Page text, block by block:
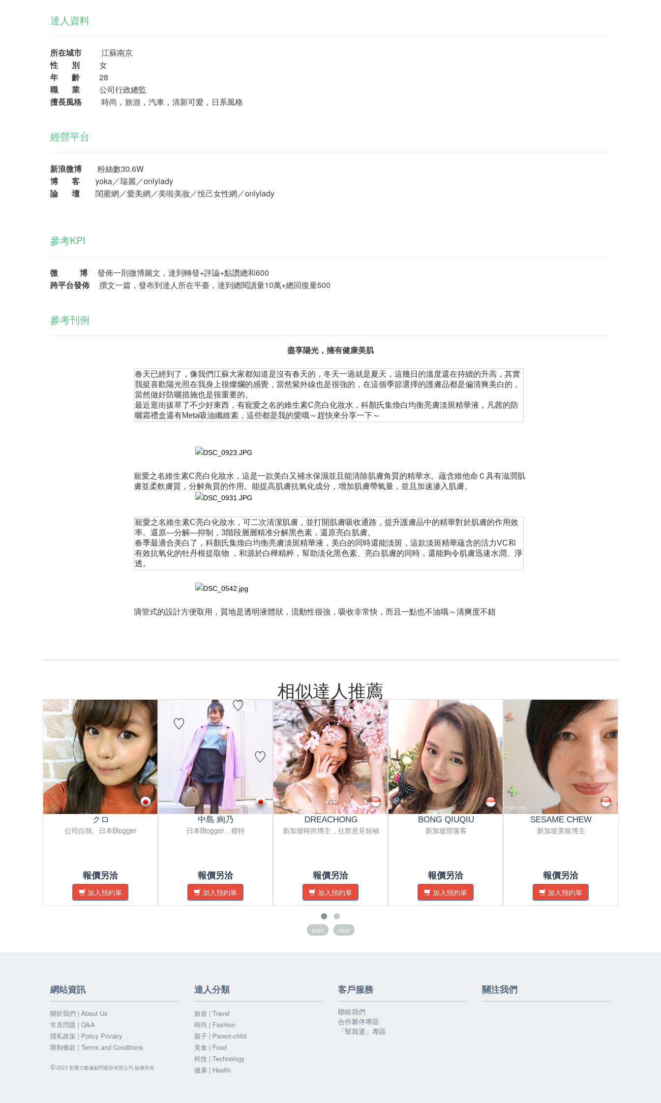
達人資料
所在城市 江蘇南京
性 別 女
年 齡28
職 業 公司行政總監
擅長風格 時尚，旅游，汽車，清新可愛，日系風格
經營平台
新浪微博 粉絲數30.6W
博 客 yoka／瑞麗／onlylady
論 壇 閨蜜網／愛美網／美啦美妝／悅己女性網／onlylady
參考KPI
微 博 發佈一則微博圖文，達到轉發+評論+點讚總和600
跨平台發佈
撰文一篇，發布到達人所在平臺，達到總閱讀量10萬+總回復量500
參考刊例
盡享陽光，擁有健康美肌
春天已經到了，像我們江蘇大家都知道是沒有春天的，冬天一過就是夏天，這幾日的溫度還在持續的升高，其實
我挺喜歡陽光照在我身上很燦爛的感覺，當然紫外線也是很強的，在這個季節選擇的護膚品都是偏清爽美白的，
當然做好防曬措施也是很重要的。
最近逛街拔草了不少好東西，有寵愛之名的維生素C亮白化妝水，科顏氏集煥白均衡亮膚淡斑精華液，凡茜的防
曬霜禮盒還有Meta吸油纖維素，這些都是我的愛哦～趕快來分享一下～
寵愛之名維生素C亮白化妝水，這是一款美白又補水保濕並且能清除肌膚角質的精華水。蘊含維他命Ｃ具有滋潤肌
膚並柔軟膚質，分解角質的作用。能提高肌膚抗氧化成分，增加肌膚帶氧量，並且加速滲入肌膚。
寵愛之名維生素C亮白化妝水，可二次清潔肌膚，並打開肌膚吸收通路，提升護膚品中的精華對於肌膚的作用效
率。還原—分解—抑制，3階段層層精准分解黑色素，還原亮白肌膚。
春季最適合美白了，科顏氏集煥白均衡亮膚淡斑精華液，美白的同時還能淡斑，這款淡斑精華蘊含的活力VC和
有效抗氧化的牡丹根提取物 ，和源於白樺精粹，幫助淡化黑色素、亮白肌膚的同時，還能夠令肌膚迅速水潤、淨
透。
滴管式的設計方便取用，質地是透明液體狀，流動性很強，吸收非常快，而且一點也不油哦～清爽度不錯
相似達人推薦
クロ
公司白領、日本Blogger
報價另洽
加入預約單
中島 絢乃
日本Blogger、模特
報價另洽
加入預約單
DREACHONG
新加坡時尚博主，社群意見領袖
報價另洽
加入預約單
BONG QIUQIU
新加坡部落客
報價另洽
加入預約單
SESAME CHEW
新加坡美妝博主
報價另洽
加入預約單
prev next
網站資訊
關於我們 | About Us
常見問題 | Q&A
隱私政策 | Policy Privacy
限制條款 | Terms and Conditions
©2021 影響力數據顧問股份有限公司.版權所有
達人分類
旅遊 | Travel
時尚 | Fashion
親子 | Parent-child
美食 | Food
科技 | Technology
健康 | Health
客戶服務
聯絡我們
合作夥伴專區
「幫我選」專區
關注我們